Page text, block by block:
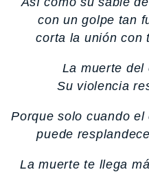
con un golpe tan
corta la unión con
La muerte del
Su violencia
Porque solo cuando
puede
La muerte te llega